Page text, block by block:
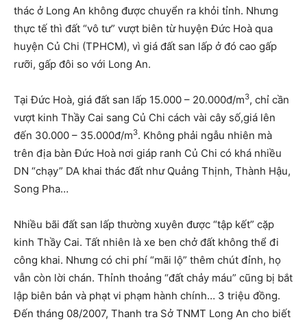
thác ở Long An không được chuyển ra khỏi tỉnh. Nhưng
thực tế thì đất “vô tư” vượt biên từ huyện Đức Hoà qua
huyện Củ Chi (TPHCM), vì giá đất san lấp ở đó cao gấp
rưỡi, gấp đôi so với Long An.
Tại Đức Hoà, giá đất san lấp 15.000 – 20.000đ/m3, chỉ cần
vượt kinh Thầy Cai sang Củ Chi cách vài cây số,giá lên
đến 30.000 – 35.000đ/m3. Không phải ngẫu nhiên mà
trên địa bàn Đức Hoà nơi giáp ranh Củ Chi có khá nhiều
DN “chạy” DA khai thác đất như Quảng Thịnh, Thành Hậu,
Song Pha…
Nhiều bãi đất san lấp thường xuyên được “tập kết” cặp
kinh Thầy Cai. Tất nhiên là xe ben chở đất không thể đi
công khai. Nhưng có chi phí “mãi lộ” thêm chút đỉnh, họ
vẫn còn lời chán. Thỉnh thoảng “đất chảy máu” cũng bị bắt
lập biên bản và phạt vi phạm hành chính… 3 triệu đồng.
Đến tháng 08/2007, Thanh tra Sở TNMT Long An cho biết